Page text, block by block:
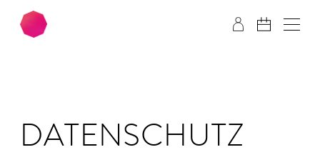
Zum Hauptinhalt springen Zum Footer springen
DATEN­SCHUTZ